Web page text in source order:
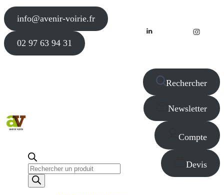
info@avenir-voirie.fr
02 97 63 94 31
Recherche
de
produits
Rechercher
Newsletter
Compte
Devis